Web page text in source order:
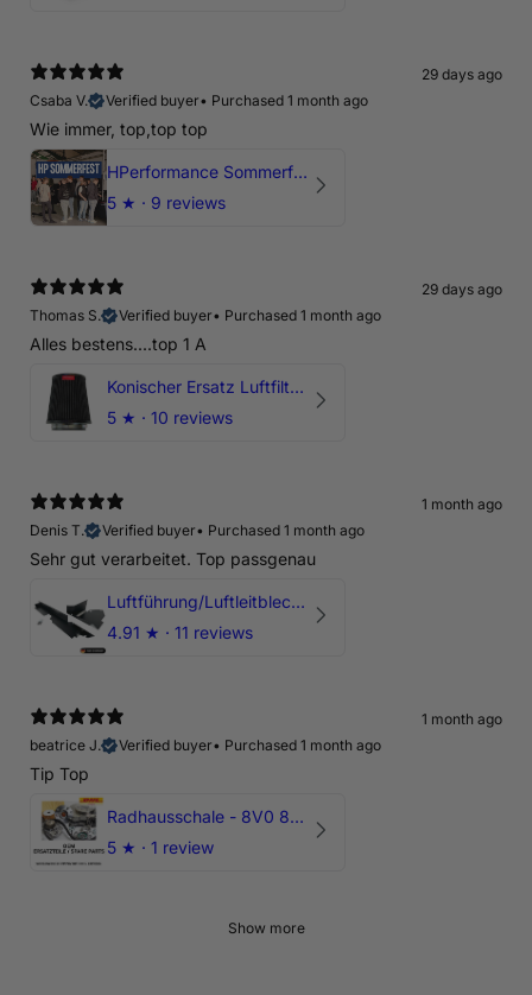
29 days ago
Csaba V.
Verified buyer• Purchased 1 month ago
Wie immer, top,top top
HPerformance Sommerfest 2026
5 ★ · 9 reviews
29 days ago
Thomas S.
Verified buyer• Purchased 1 month ago
Alles bestens....top 1 A
Konischer Ersatz Luftfilter Pilz - 4" & 5" Offene Ansaugung
5 ★ · 10 reviews
1 month ago
Denis T.
Verified buyer• Purchased 1 month ago
Sehr gut verarbeitet. Top passgenau
Luftführung/Luftleitblech 5" 125mm offene Ansaugung HPerformance
4.91 ★ · 11 reviews
1 month ago
beatrice J.
Verified buyer• Purchased 1 month ago
Tip Top
Radhausschale - 8V0 821 191 C - Original Ersatzteil für Audi RS3 Sportback
5 ★ · 1 review
Show more